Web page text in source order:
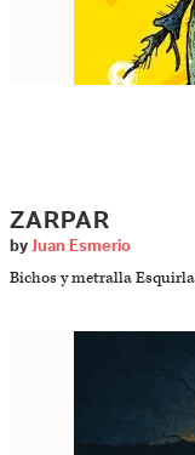
ZARPAR
by Juan Esmerio
Bichos y metralla